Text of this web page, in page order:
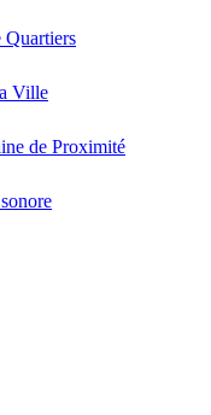
Quartiers
Ville
de Proximité
0.12 km
km